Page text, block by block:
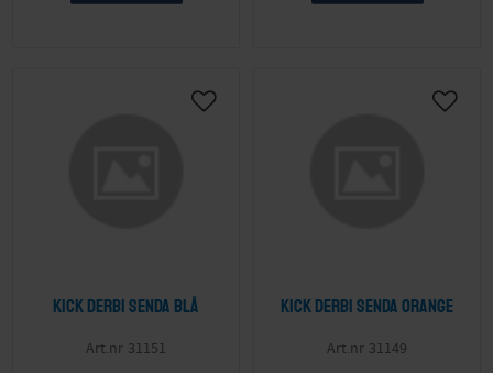
Kick Derbi Senda Blå
31151
Lägg till i önskelista
Kick Derbi Senda Orange
31149
Lägg